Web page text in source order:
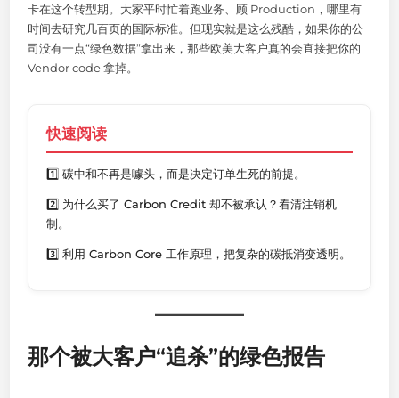
卡在这个转型期。大家平时忙着跑业务、顾 Production，哪里有
时间去研究几百页的国际标准。但现实就是这么残酷，如果你的公
司没有一点“绿色数据”拿出来，那些欧美大客户真的会直接把你的
Vendor code 拿掉。
快速阅读
1️⃣ 碳中和不再是噱头，而是决定订单生死的前提。
2️⃣ 为什么买了 Carbon Credit 却不被承认？看清注销机
制。
3️⃣ 利用 Carbon Core 工作原理，把复杂的碳抵消变透明。
那个被大客户“追杀”的绿色报告